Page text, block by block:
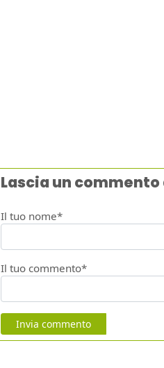
Lascia un commento
Il tuo nome*
Il tuo commento*
Invia commento